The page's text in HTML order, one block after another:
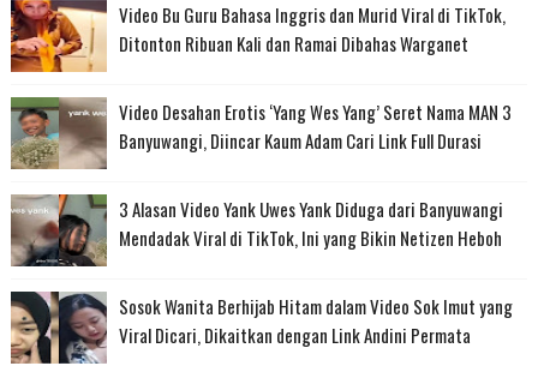
Video Bu Guru Bahasa Inggris dan Murid Viral di TikTok,
Ditonton Ribuan Kali dan Ramai Dibahas Warganet
Video Desahan Erotis ‘Yang Wes Yang’ Seret Nama MAN 3
Banyuwangi, Diincar Kaum Adam Cari Link Full Durasi
3 Alasan Video Yank Uwes Yank Diduga dari Banyuwangi
Mendadak Viral di TikTok, Ini yang Bikin Netizen Heboh
Sosok Wanita Berhijab Hitam dalam Video Sok Imut yang
Viral Dicari, Dikaitkan dengan Link Andini Permata